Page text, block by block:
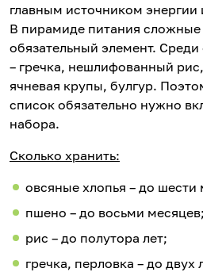
главным источником
В пирамиде питания сложные
обязательный элемент.
– гречка, нешлифованный
ячневая крупы, булгур.
список обязательно нужно
набора.
Сколько хранить:
овсяные хлопья – до шести
пшено – до восьми месяцев;
рис – до полутора лет;
гречка, перловка – до двух